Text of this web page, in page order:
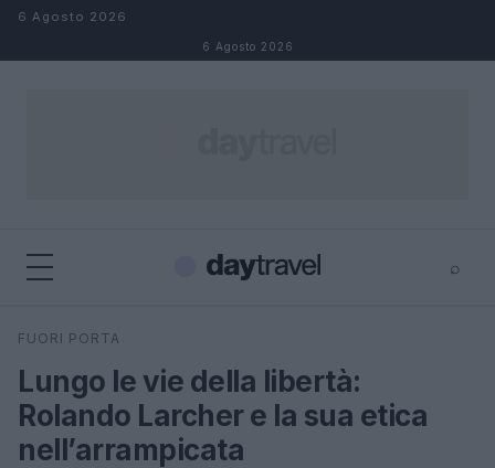
Salta al contenuto
6 Agosto 2026
6 Agosto 2026
⌕
Cerca
FUORI PORTA
Lungo le vie della libertà:
Rolando Larcher e la sua etica
nell’arrampicata